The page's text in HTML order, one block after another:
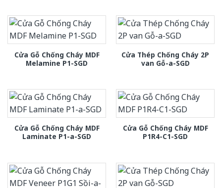
Cửa Gỗ Chống Cháy MDF
Melamine P1-SGD
Cửa Thép Chống Cháy 2P
van Gỗ-a-SGD
Cửa Gỗ Chống Cháy MDF
Laminate P1-a-SGD
Cửa Gỗ Chống Cháy MDF
P1R4-C1-SGD